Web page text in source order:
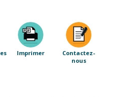
Imprimer
Contactez-
nous